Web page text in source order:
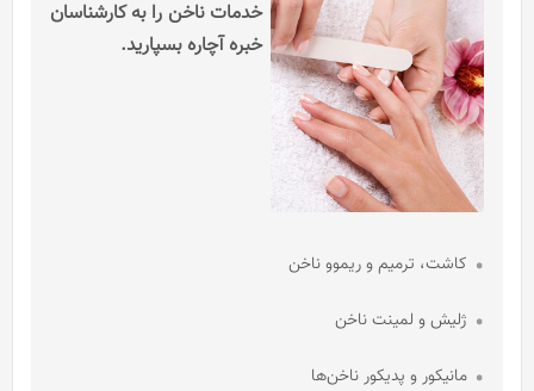
خدمات ناخن را به کارشناسان
خبره آچاره بسپارید.
کاشت، ترمیم و ریموو ناخن
ژلیش و لمینت ناخن
مانیکور و پدیکور ناخن‌ها